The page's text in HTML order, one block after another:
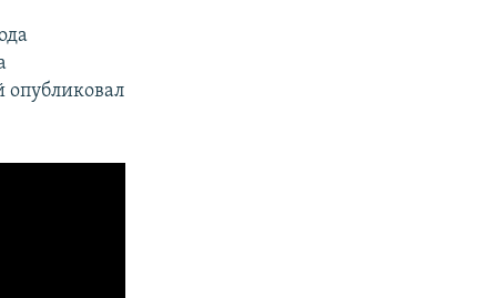
опубликовал